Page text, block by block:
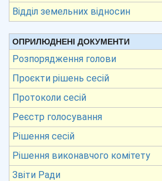
Відділ земельних відносин
ОПРИЛЮДНЕНІ ДОКУМЕНТИ
Розпорядження голови
Проєкти рішень сесій
Протоколи сесій
Реєстр голосування
Рішення сесій
Рішення виконавчого комітету
Звіти Ради